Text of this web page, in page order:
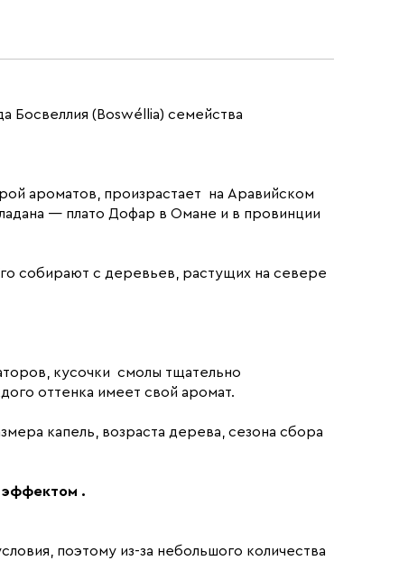
Босвеллия (Boswéllia) семейства
ароматов, произрастает на Аравийском
— плато Дофар в Омане и в провинции
собирают с деревьев, растущих на севере
кусочки смолы тщательно
оттенка имеет свой аромат.
капель, возраста дерева, сезона сбора
эффектом .
поэтому из-за небольшого количества